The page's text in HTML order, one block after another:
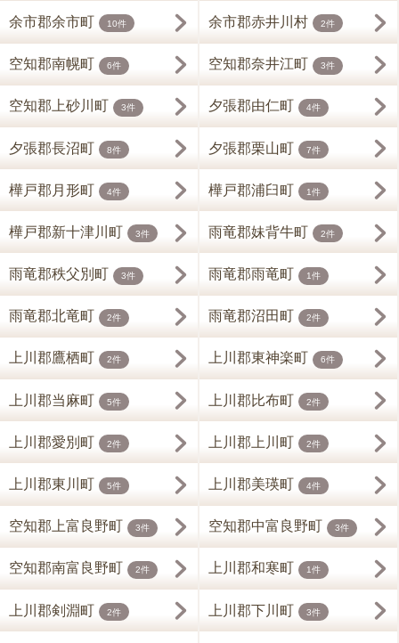
余市郡余市町 10件 余市郡赤井川村 2件
空知郡南幌町 6件 空知郡奈井江町 3件
空知郡上砂川町 3件 夕張郡由仁町 4件
夕張郡長沼町 8件 夕張郡栗山町 7件
樺戸郡月形町 4件 樺戸郡浦臼町 1件
樺戸郡新十津川町 3件 雨竜郡妹背牛町 2件
雨竜郡秩父別町 3件 雨竜郡雨竜町 1件
雨竜郡北竜町 2件 雨竜郡沼田町 2件
上川郡鷹栖町 2件 上川郡東神楽町 6件
上川郡当麻町 5件 上川郡比布町 2件
上川郡愛別町 2件 上川郡上川町 2件
上川郡東川町 5件 上川郡美瑛町 4件
空知郡上富良野町 3件 空知郡中富良野町 3件
空知郡南富良野町 2件 上川郡和寒町 1件
上川郡剣淵町 2件 上川郡下川町 3件